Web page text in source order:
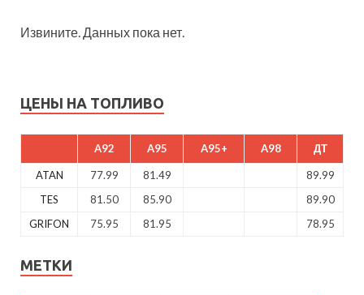
Извините. Данных пока нет.
ЦЕНЫ НА ТОПЛИВО
A92 A95 A95+ A98 ДТ
ATAN 77.99 81.49
89.99
TES
81.50 85.90
89.90
GRIFON
75.95 81.95 78.95
МЕТКИ